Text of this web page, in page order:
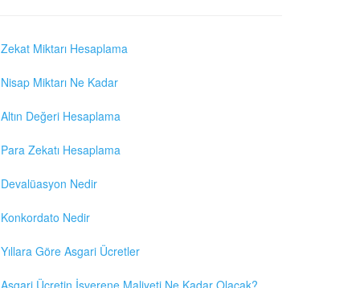
Zekat Miktarı Hesaplama
Nisap Miktarı Ne Kadar
Altın Değeri Hesaplama
Para Zekatı Hesaplama
Devalüasyon Nedir
Konkordato Nedir
Yıllara Göre Asgari Ücretler
Asgari Ücretin İşverene Maliyeti Ne Kadar Olacak?